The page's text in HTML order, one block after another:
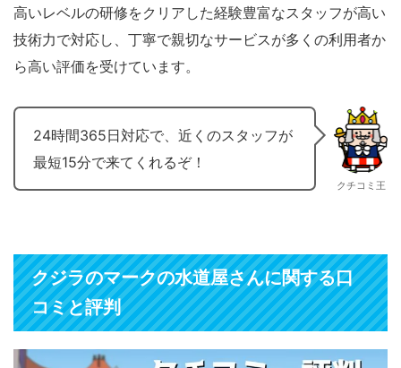
高いレベルの研修をクリアした経験豊富なスタッフが高い
技術力で対応し、丁寧で親切なサービスが多くの利用者か
ら高い評価を受けています。
24時間365日対応で、近くのスタッフが
最短15分で来てくれるぞ！
クチコミ王
クジラのマークの水道屋さんに関する口
コミと評判